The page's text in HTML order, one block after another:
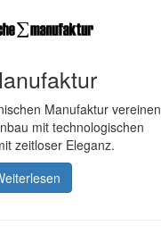
Manufaktur vereinen
mit technologischen
zeitloser Eleganz.